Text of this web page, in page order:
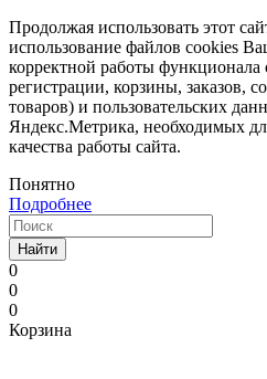
Продолжая использовать этот
использование файлов cookies
корректной работы функционала
регистрации, корзины, заказов,
товаров) и пользовательских
Яндекс.Метрика, необходимых
качества работы сайта.
Понятно
Подробнее
Найти
0
0
0
Корзина